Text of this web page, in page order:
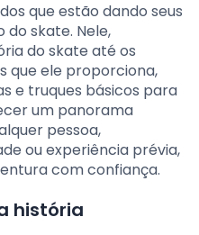
que estão dando seus
do skate. Nele,
do skate até os
que ele proporciona,
e truques básicos para
um panorama
pessoa,
ou experiência prévia,
com confiança.
história